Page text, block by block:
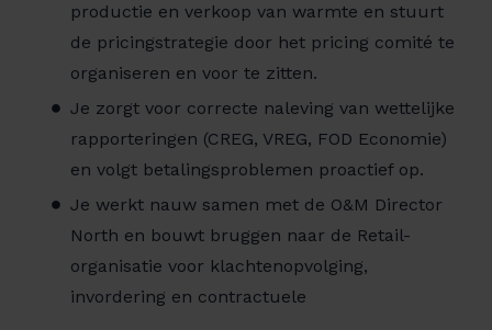
productie en verkoop van warmte en stuurt
de pricingstrategie door het pricing comité te
organiseren en voor te zitten.
Je zorgt voor correcte naleving van wettelijke
rapporteringen (CREG, VREG, FOD Economie)
en volgt betalingsproblemen proactief op.
Je werkt nauw samen met de O&M Director
North en bouwt bruggen naar de Retail-
organisatie voor klachtenopvolging,
invordering en contractuele